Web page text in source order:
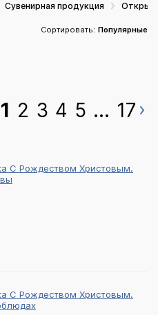
Сувенирная продукция
Сортировать: Популярные
1 2 3 4 5 ... 17
С Рождеством Христовым.
С Рождеством Христовым.